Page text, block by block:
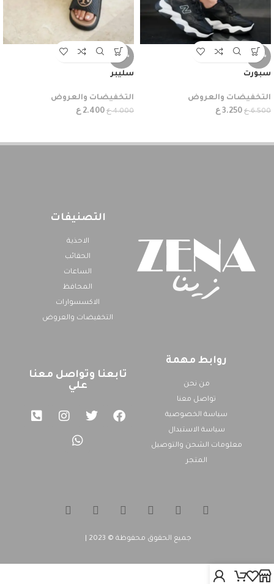
-50%
سبورت
التخفيضات والعروض
6.500 ع 3.250 ع
-40%
سليبر
التخفيضات والعروض
4.000 ع 2.400 ع
التصنيفات
الاحذية
الحقائب
الساعات
المحافظ
الاكسسوارات
التخفيضات والعروض
روابط مهمة
من نحن
تواصل معنا
سياسة الخصوصية
سياسة الاستبدال
معلومات الشحن والتوصيل
المتجر
تابعنا وتواصل معنا
علي
جميع الحقوق محفوظة © 2023